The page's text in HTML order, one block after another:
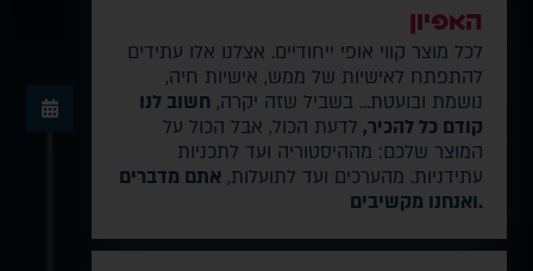
האפיון
לכל מוצר קווי אופי ייחודיים. אצלנו אלו עתידים
להתפתח לאישיות של ממש, אישיות חיה,
נושמת ובועטת... בשביל שזה יקרה,חשוב לנו
קודם כל להכיר, לדעת הכול, אבל הכול על
המוצר שלכם: מההיסטוריה ועד לתכניות
עתידניות. מהערכים ועד לתועלות,אתם מדברים
ואנחנו מקשיבים.